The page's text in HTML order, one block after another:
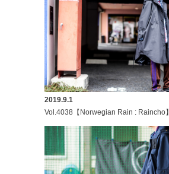
2019.9.1
Vol.4038【Norwegian Rain : Raincho】